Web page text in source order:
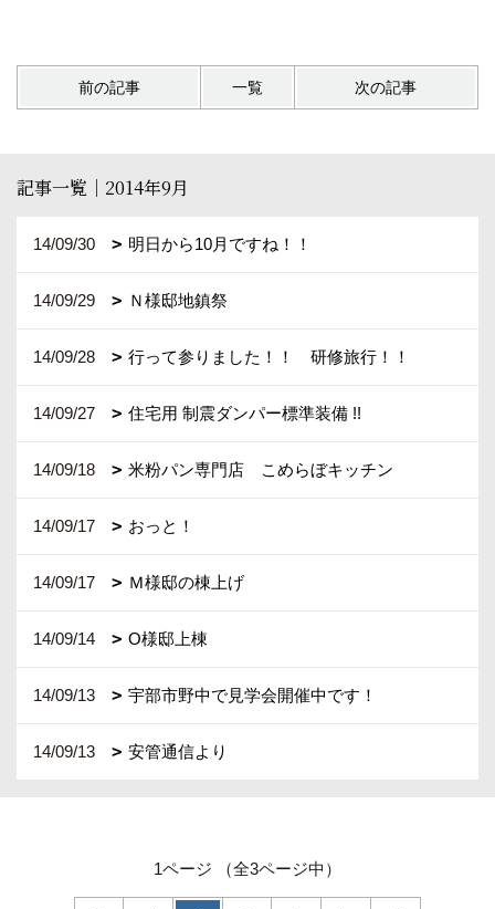
前の記事 一覧 次の記事
記事一覧｜2014年9月
14/09/30 明日から10月ですね！！
14/09/29 Ｎ様邸地鎮祭
14/09/28 行って参りました！！ 研修旅行！！
14/09/27 住宅用 制震ダンパー標準装備 !!
14/09/18 米粉パン専門店 こめらぼキッチン
14/09/17 おっと！
14/09/17 Ｍ様邸の棟上げ
14/09/14 O様邸上棟
14/09/13 宇部市野中で見学会開催中です！
14/09/13 安管通信より
1ページ （全3ページ中）